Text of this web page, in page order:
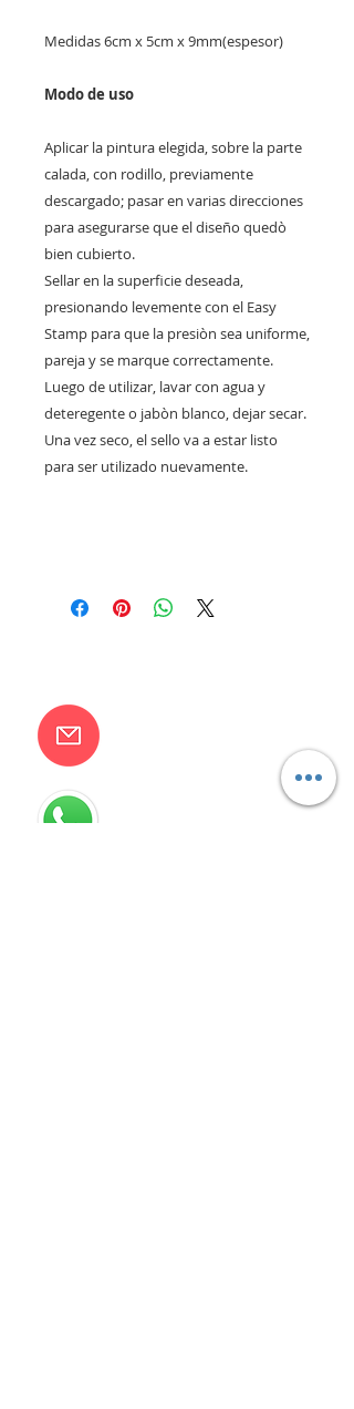
Medidas 6cm x 5cm x 9mm(espesor)
Modo de uso
Aplicar la pintura elegida, sobre la parte
calada, con rodillo, previamente
descargado; pasar en varias direcciones
para asegurarse que el diseño quedò
bien cubierto.
Sellar en la superficie deseada,
presionando levemente con el Easy
Stamp para que la presiòn sea uniforme,
pareja y se marque correctamente.
Luego de utilizar, lavar con agua y
deteregente o jabòn blanco, dejar secar.
Una vez seco, el sello va a estar listo
para ser utilizado nuevamente.